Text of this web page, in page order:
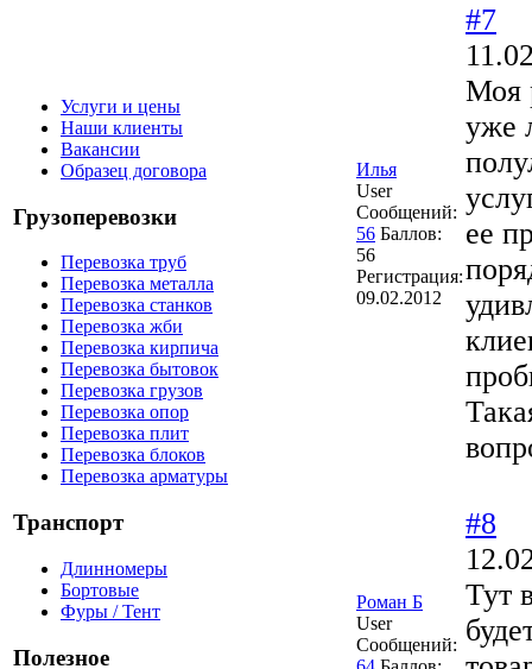
Услуги и цены
Наши клиенты
Вакансии
Образец договора
Грузоперевозки
Перевозка труб
Перевозка металла
Перевозка станков
Перевозка жби
Перевозка кирпича
Перевозка бытовок
Перевозка грузов
Перевозка опор
Перевозка плит
Перевозка блоков
Перевозка арматуры
Транспорт
Длинномеры
Бортовые
Фуры / Тент
Полезное
Илья
User
Сообщений:
56 Баллов:
56
Регистрация:
09.02.2012
#7
Моя
уже
ее
Роман Б
User
Сообщений:
#8
Тут